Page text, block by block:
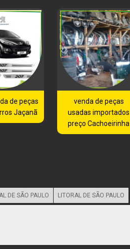
de peças
Jaçanã
venda de peças
usadas importados
preço Cachoeirinha
DE SÃO PAULO LITORAL DE SÃO PAULO